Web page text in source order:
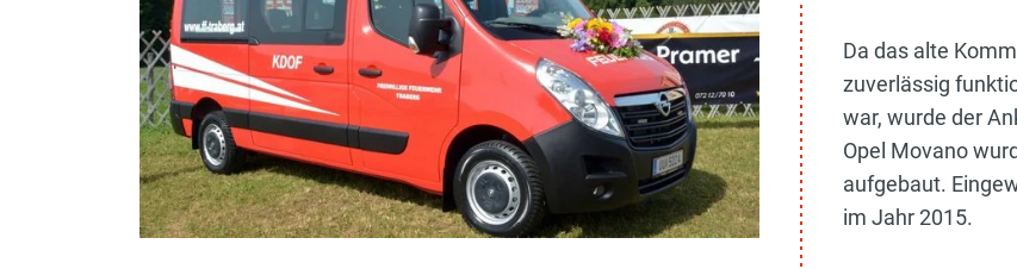
Da das alte
zuverlässig
war, wurde der
Opel Movano
aufgebaut.
im Jahr 2015.